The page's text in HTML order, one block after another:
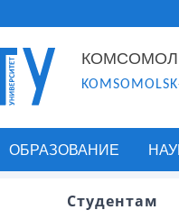
ОБРАЗОВАНИЕ
Студентам